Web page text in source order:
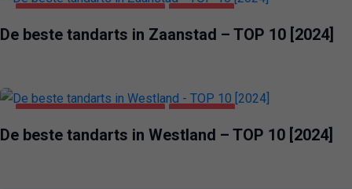
De beste tandarts in Zaanstad – TOP 10 [2024]
De beste tandarts in Westland – TOP 10 [2024]